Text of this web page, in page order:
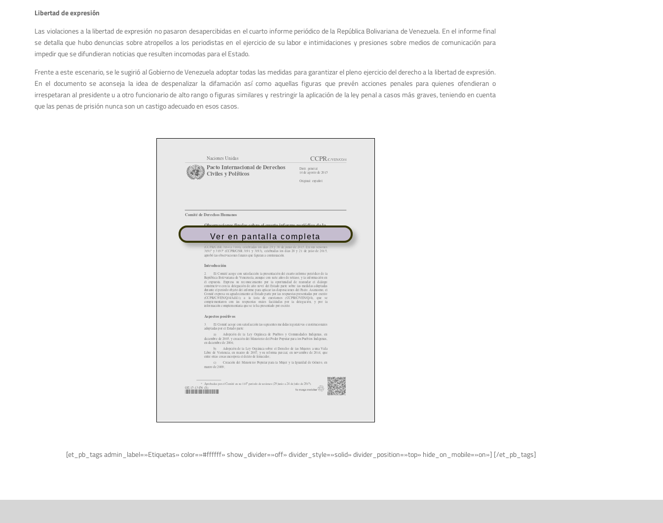
Libertad de expresión
Las violaciones a la libertad de expresión no pasaron desapercibidas en el cuarto informe periódico de la República Bolivariana de Venezuela. En el informe final
se detalla que hubo denuncias sobre atropellos a los periodistas en el ejercicio de su labor e intimidaciones y presiones sobre medios de comunicación para
impedir que se difundieran noticias que resulten incomodas para el Estado.
Frente a este escenario, se le sugirió al Gobierno de Venezuela adoptar todas las medidas para garantizar el pleno ejercicio del derecho a la libertad de expresión.
En el documento se aconseja la idea de despenalizar la difamación así como aquellas figuras que prevén acciones penales para quienes ofendieran o
irrespetaran al presidente u a otro funcionario de alto rango o figuras similares y restringir la aplicación de la ley penal a casos más graves, teniendo en cuenta
que las penas de prisión nunca son un castigo adecuado en esos casos.
Ver en pantalla completa
[et_pb_tags admin_label=»Etiquetas» color=»#ffffff» show_divider=»off» divider_style=»solid» divider_position=»top» hide_on_mobile=»on»] [/et_pb_tags]